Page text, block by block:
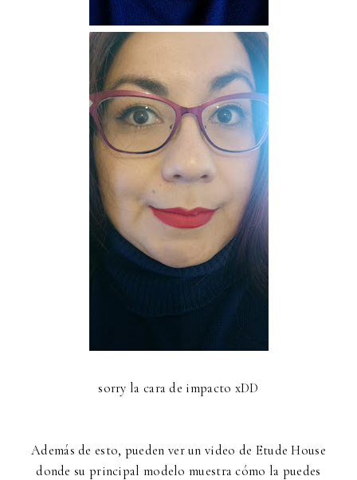
sorry la cara de impacto xDD
Además de esto, pueden ver un video de Etude House
donde su principal modelo muestra cómo la puedes